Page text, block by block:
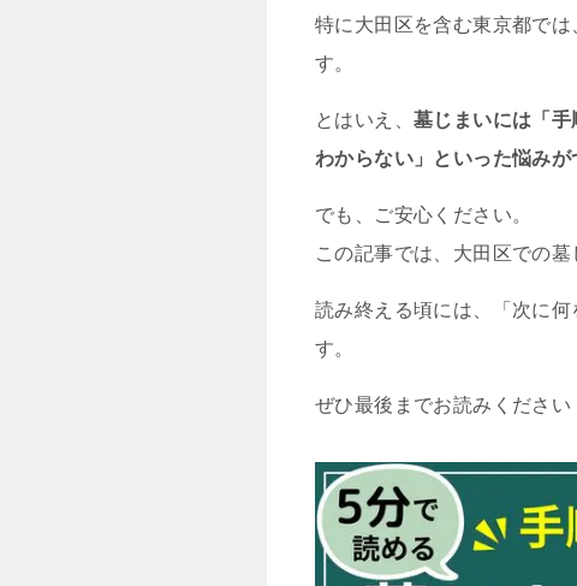
特に大田区を含む東京都で
す。
とはいえ、 墓じまいには「
わからない」といった悩みが
でも、ご安心ください。
この記事では、大田区での
読み終える頃には、「次に
す。
ぜひ最後までお読みください